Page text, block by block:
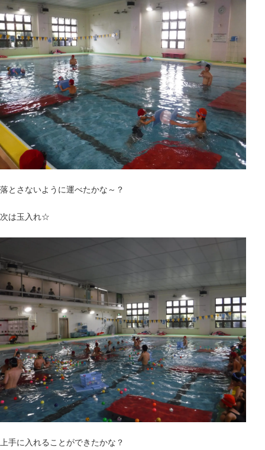
落とさないように運べたかな～？
次は玉入れ☆
上手に入れることができたかな？